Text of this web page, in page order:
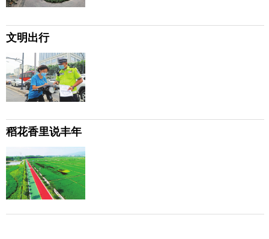
文明出行
稻花香里说丰年